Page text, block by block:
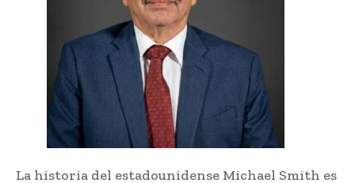
La historia del estadounidense Michael Smith es